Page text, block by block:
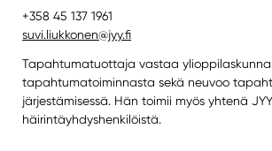
+358 45 137 1961
suvi.liukkonen@jyy.fi
Tapahtumatuottaja vastaa
tapahtumatoiminnasta sekä neuvoo
järjestämisessä. Hän toimii myös yhtenä
häirintäyhdyshenkilöistä.